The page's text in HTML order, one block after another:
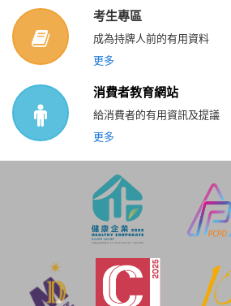
考生專區
成為持牌人前的有用資料
更多
消費者教育網站
給消費者的有用資訊及提議
更多